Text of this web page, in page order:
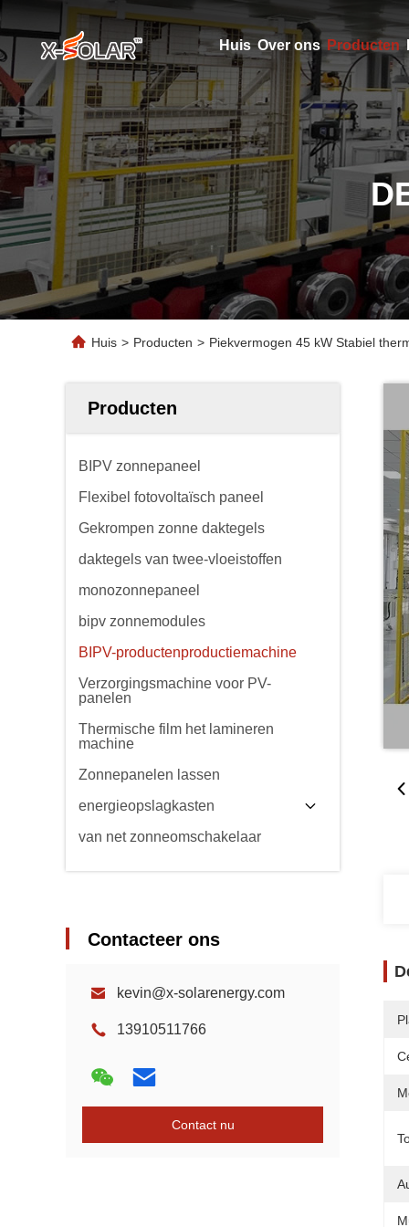
Huis Over ons Producten
Huis > Producten > Piekvermogen 45 kW Stabiel
Producten
BIPV zonnepaneel
Flexibel fotovoltaïsch paneel
Gekrompen zonne daktegels
daktegels van twee-vloeistoffen
monozonnepaneel
bipv zonnemodules
BIPV-productenproductiemachine
Verzorgingsmachine voor PV-
panelen
Thermische film het lamineren
machine
Zonnepanelen lassen
energieopslagkasten
van net zonneomschakelaar
Contacteer ons
kevin@x-solarenergy.com
13910511766
Contact nu